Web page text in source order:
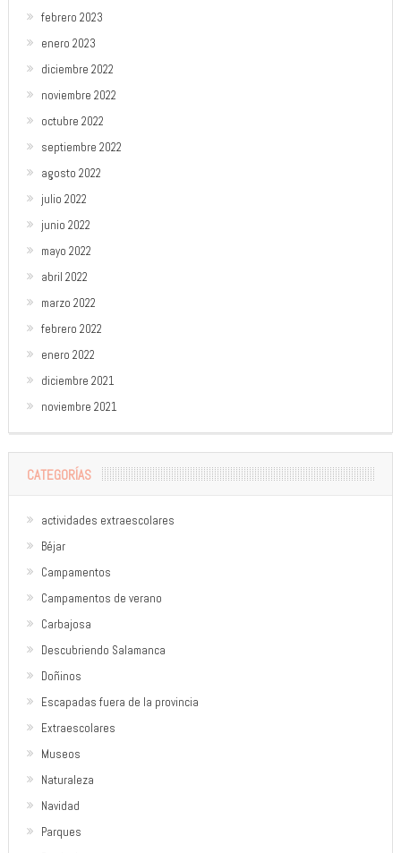
febrero 2023
enero 2023
diciembre 2022
noviembre 2022
octubre 2022
septiembre 2022
agosto 2022
julio 2022
junio 2022
mayo 2022
abril 2022
marzo 2022
febrero 2022
enero 2022
diciembre 2021
noviembre 2021
CATEGORÍAS
actividades extraescolares
Béjar
Campamentos
Campamentos de verano
Carbajosa
Descubriendo Salamanca
Doñinos
Escapadas fuera de la provincia
Extraescolares
Museos
Naturaleza
Navidad
Parques